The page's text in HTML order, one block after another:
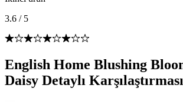
3.6 / 5
English Home Blushing
Daisy Detaylı Karşılaştırması